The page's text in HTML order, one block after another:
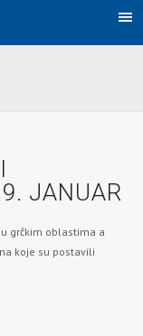
JANUAR
grčkim oblastima a
koje su postavili